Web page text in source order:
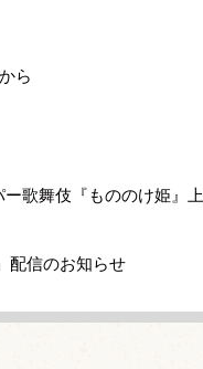
ら
歌舞伎『もののけ姫』
配信のお知らせ